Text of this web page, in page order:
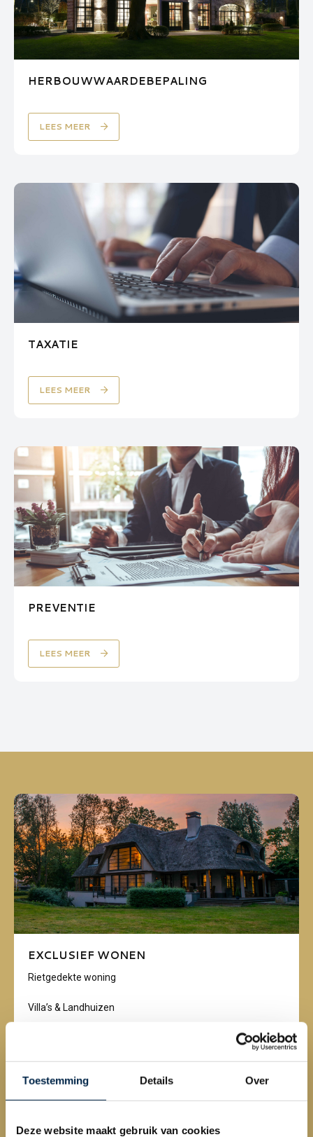
Toestemming Details Over
Deze website maakt gebruik van cookies
HERBOUWWAARDEBEPALING
LEES MEER
TAXATIE
LEES MEER
PREVENTIE
LEES MEER
EXCLUSIEF WONEN
Rietgedekte woning
Villa’s & Landhuizen